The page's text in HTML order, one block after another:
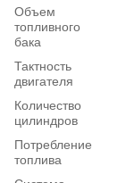
Объем
топливного
бака
Тактность
двигателя
Количество
цилиндров
Потребление
топлива